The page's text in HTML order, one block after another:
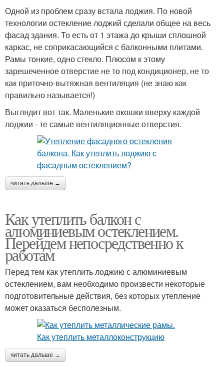
Одной из проблем сразу встала лоджия. По новой
технологии остекление лоджий сделали общее на весь
фасад здания. То есть от 1 этажа до крыши сплошной
каркас, не соприкасающийся с балконными плитами.
Рамы тонкие, одно стекло. Плюсом к этому
зарешеченное отверстие не то под кондиционер, не то
как приточно-вытяжная вентиляция (не знаю как
правильно называется!)
Выглядит вот так. Маленькие окошки вверху каждой
лоджии - те самые вентиляционные отверстия.
читать дальше →
Как утеплить балкон с
алюминиевым остеклением.
Перейдем непосредственно к
работам
Перед тем как утеплить лоджию с алюминиевым
остеклением, вам необходимо произвести некоторые
подготовительные действия, без которых утепление
может оказаться бесполезным.
читать дальше →